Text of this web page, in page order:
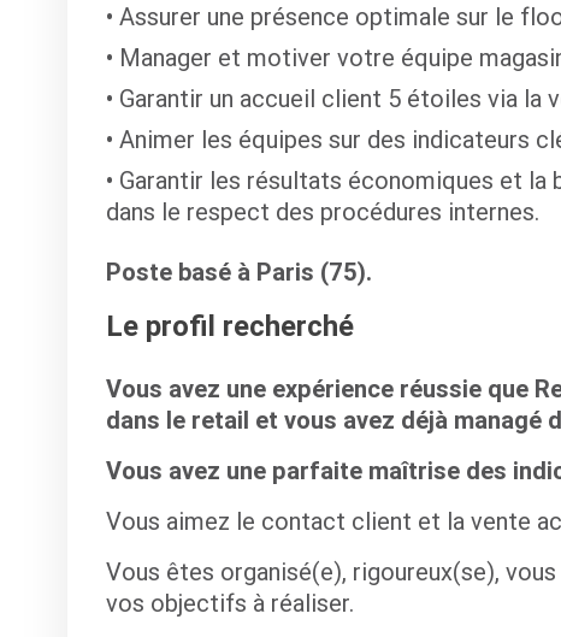
Assurer une présence optimale sur le
Manager et motiver votre équipe
Garantir un accueil client 5 étoiles via la
Animer les équipes sur des indicateurs
Garantir les résultats économiques et la
dans le respect des procédures internes.
Poste basé à Paris (75).
Le profil recherché
Vous avez une expérience réussie que
dans le retail et vous avez déjà managé
Vous avez une parfaite maîtrise des
Vous aimez le contact client et la vente
Vous êtes organisé(e), rigoureux(se),
vos objectifs à réaliser.